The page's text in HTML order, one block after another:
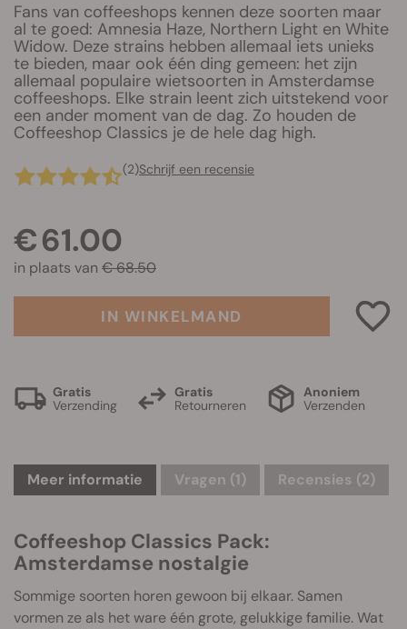
Fans van coffeeshops kennen deze soorten maar
al te goed: Amnesia Haze, Northern Light en White
Widow. Deze strains hebben allemaal iets unieks
te bieden, maar ook één ding gemeen: het zijn
allemaal populaire wietsoorten in Amsterdamse
coffeeshops. Elke strain leent zich uitstekend voor
een ander moment van de dag. Zo houden de
Coffeeshop Classics je de hele dag high.
(2)Schrijf een recensie
€ 61.00
in plaats van € 68.50
IN WINKELMAND
Gratis
Verzending
Gratis
Retourneren
Anoniem
Verzenden
Meer informatie Vragen (1) Recensies (2)
Coffeeshop Classics Pack:
Amsterdamse nostalgie
Sommige soorten horen gewoon bij elkaar. Samen
vormen ze als het ware één grote, gelukkige familie. Wat